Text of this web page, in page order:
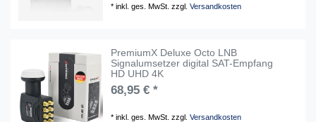
*inkl. ges. MwSt. zzgl.Versandkosten
PremiumX Deluxe Octo LNB
Signalumsetzer digital SAT-Empfang
HD UHD 4K
68,95 € *
*inkl. ges. MwSt. zzgl.Versandkosten